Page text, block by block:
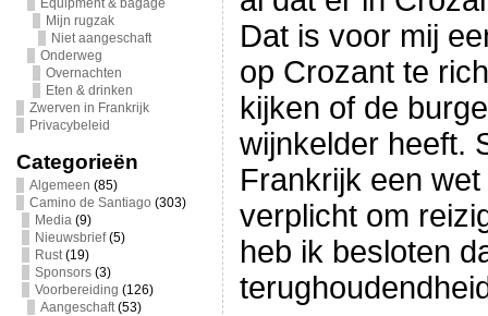
Equipment & bagage
Mijn rugzak
Niet aangeschaft
Onderweg
Overnachten
Eten & drinken
Zwerven in Frankrijk
Privacybeleid
Categorieën
Algemeen (85)
Camino de Santiago (303)
Media(9)
Nieuwsbrief(5)
Rust(19)
Sponsors(3)
Voorbereiding (126)
Aangeschaft(53)
Dat is voor mij
op Crozant te
kijken of de
wijnkelder heeft.
Frankrijk een
verplicht om
heb ik besloten